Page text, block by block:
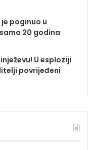
poginuo u
20 godina
U esploziji
povrijeđeni